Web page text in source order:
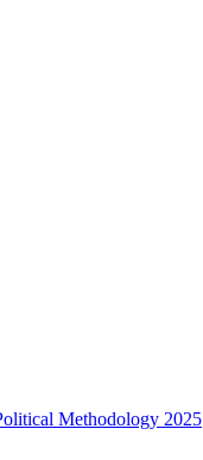
Methodology 2025